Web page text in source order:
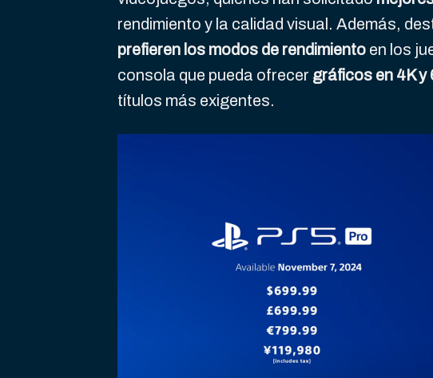
rendimiento y la calidad visual. Además,
prefieren los modos de rendimiento en los
consola que pueda ofrecer gráficos en 4K y
títulos más exigentes.